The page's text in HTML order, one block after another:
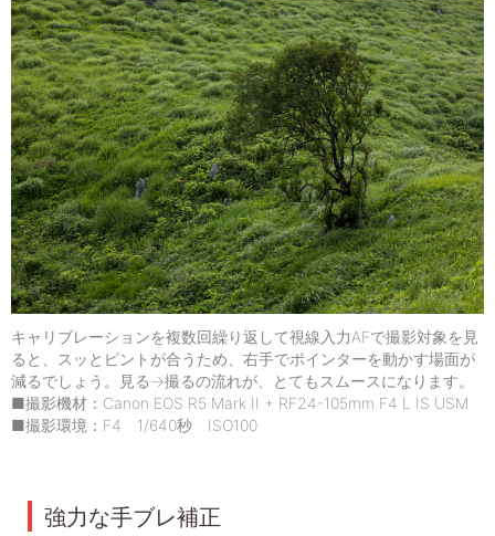
キャリブレーションを複数回繰り返して視線入力AFで撮影対象を見
ると、スッとピントが合うため、右手でポインターを動かす場面が
減るでしょう。見る→撮るの流れが、とてもスムースになります。
■撮影機材：Canon EOS R5 Mark II + RF24-105mm F4 L IS USM
■撮影環境：F4 1/640秒 ISO100
強力な手ブレ補正